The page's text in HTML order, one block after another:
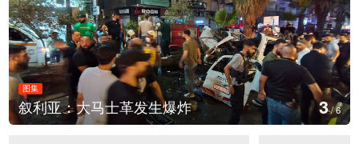
发生爆炸
图集
云南弥勒：欢庆
4/6